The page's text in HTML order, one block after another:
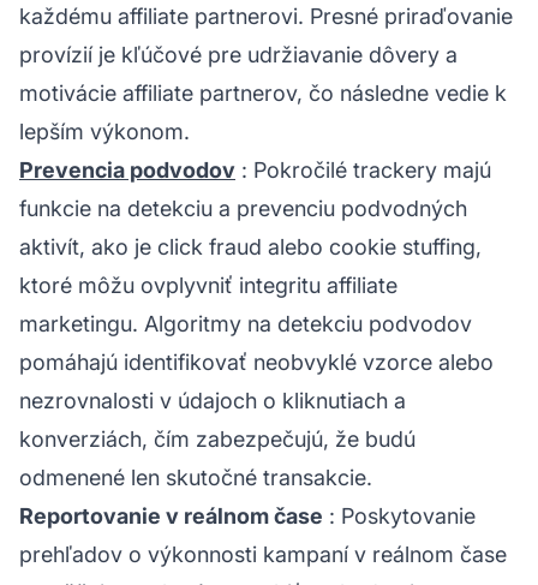
každému affiliate partnerovi. Presné priraďovanie
provízií je kľúčové pre udržiavanie dôvery a
motivácie affiliate partnerov, čo následne vedie k
lepším výkonom.
Prevencia podvodov : Pokročilé trackery majú
funkcie na detekciu a prevenciu podvodných
aktivít, ako je click fraud alebo cookie stuffing,
ktoré môžu ovplyvniť integritu affiliate
marketingu. Algoritmy na detekciu podvodov
pomáhajú identifikovať neobvyklé vzorce alebo
nezrovnalosti v údajoch o kliknutiach a
konverziách, čím zabezpečujú, že budú
odmenené len skutočné transakcie.
Reportovanie v reálnom čase : Poskytovanie
prehľadov o výkonnosti kampaní v reálnom čase